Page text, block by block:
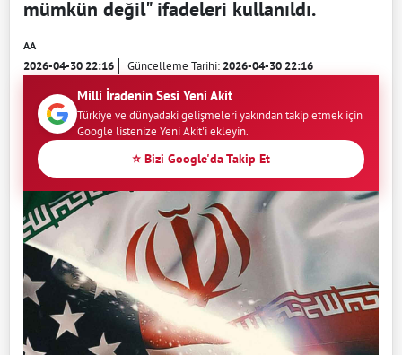
mümkün değil" ifadeleri kullanıldı.
AA
2026-04-30 22:16 Güncelleme Tarihi:2026-04-30 22:16
Milli İradenin Sesi Yeni Akit
Türkiye ve dünyadaki gelişmeleri yakından takip etmek için
Google listenize Yeni Akit'i ekleyin.
⭐ Bizi Google'da Takip Et